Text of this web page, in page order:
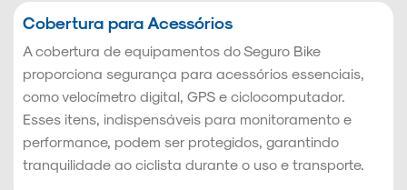
Cobertura para Acessórios
A cobertura de equipamentos do Seguro Bike
proporciona segurança para acessórios essenciais,
como velocímetro digital, GPS e ciclocomputador.
Esses itens, indispensáveis para monitoramento e
performance, podem ser protegidos, garantindo
tranquilidade ao ciclista durante o uso e transporte.